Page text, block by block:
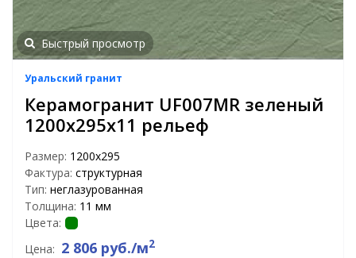
Быстрый просмотр
Уральский гранит
Керамогранит UF007MR зеленый
1200х295х11 рельеф
Размер: 1200х295
Фактура: структурная
Тип: неглазурованная
Толщина: 11 мм
Цвета:
Цена: 2 806 руб./м2